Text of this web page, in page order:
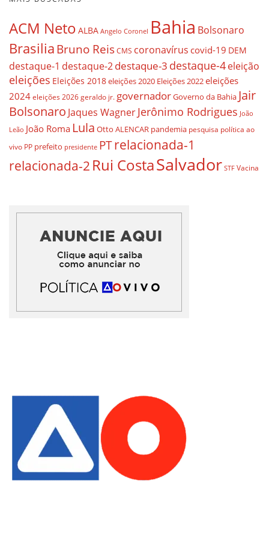
ACM Neto ALBA Angelo Coronel Bahia Bolsonaro
BrasiliaBruno ReisCMS coronavírus covid-19 DEM
destaque-1 destaque-2destaque-3 destaque-4eleição
eleições Eleições 2018eleições 2020 Eleições 2022eleições
2024 eleições 2026 geraldo jr. governadorGoverno da Bahia Jair
Bolsonaro Jaques WagnerJerônimo Rodrigues João
Leão João Roma Lula Otto ALENCAR pandemia pesquisa política ao
vivo PP prefeito presidente PTrelacionada-1
relacionada-2 Rui CostaSalvador STF Vacina